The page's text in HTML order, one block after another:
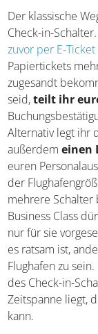
Der klassische
Check-in-
zuvor per E-Ticket
Papiertickets
ausgestellt)
an der Reihe
mitbzw. zeigt die
mobilen
Ticket vor. Habt
dabei, also
Reisepass. In
der Airline, mit
bereit.
dürfen sich
vorgesehen sind.
ratsam ist,
Flughafen zu
des Check-in-
Zeitspanne liegt,
betragen kann.